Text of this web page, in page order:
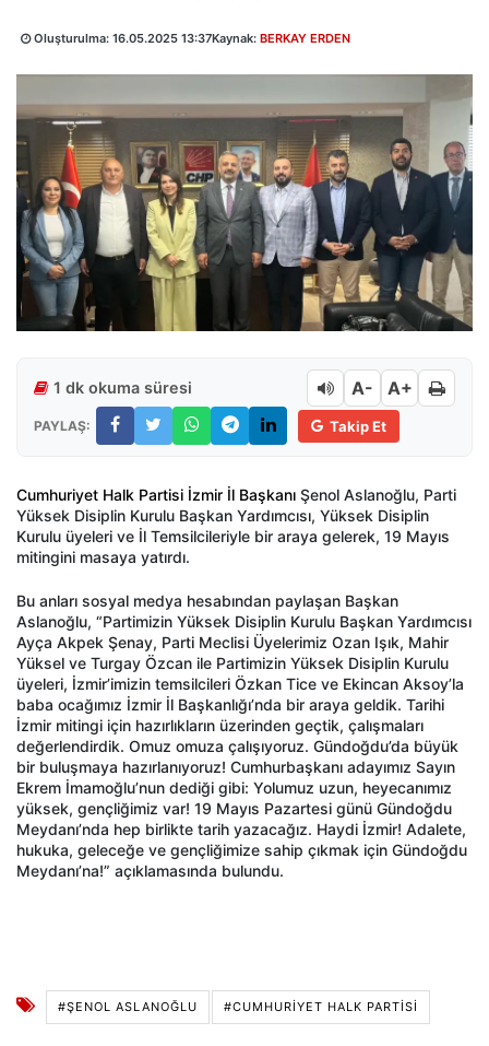
Oluşturulma: 16.05.2025 13:37Kaynak: BERKAY ERDEN
1 dk okuma süresi A- A+
PAYLAŞ: Takip Et
Cumhuriyet Halk Partisi İzmir İl Başkanı Şenol Aslanoğlu, Parti
Yüksek Disiplin Kurulu Başkan Yardımcısı, Yüksek Disiplin
Kurulu üyeleri ve İl Temsilcileriyle bir araya gelerek, 19 Mayıs
mitingini masaya yatırdı.
Bu anları sosyal medya hesabından paylaşan Başkan
Aslanoğlu, “Partimizin Yüksek Disiplin Kurulu Başkan Yardımcısı
Ayça Akpek Şenay, Parti Meclisi Üyelerimiz Ozan Işık, Mahir
Yüksel ve Turgay Özcan ile Partimizin Yüksek Disiplin Kurulu
üyeleri, İzmir’imizin temsilcileri Özkan Tice ve Ekincan Aksoy’la
baba ocağımız İzmir İl Başkanlığı’nda bir araya geldik. Tarihi
İzmir mitingi için hazırlıkların üzerinden geçtik, çalışmaları
değerlendirdik. Omuz omuza çalışıyoruz. Gündoğdu’da büyük
bir buluşmaya hazırlanıyoruz! Cumhurbaşkanı adayımız Sayın
Ekrem İmamoğlu’nun dediği gibi: Yolumuz uzun, heyecanımız
yüksek, gençliğimiz var! 19 Mayıs Pazartesi günü Gündoğdu
Meydanı’nda hep birlikte tarih yazacağız. Haydi İzmir! Adalete,
hukuka, geleceğe ve gençliğimize sahip çıkmak için Gündoğdu
Meydanı’na!” açıklamasında bulundu.
#ŞENOL ASLANOĞLU #CUMHURİYET HALK PARTİSİ